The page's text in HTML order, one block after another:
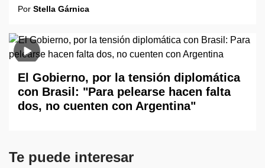
Por Stella Gárnica
El Gobierno, por la tensión diplomática
con Brasil: "Para pelearse hacen falta
dos, no cuenten con Argentina"
Te puede interesar